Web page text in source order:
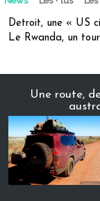
Detroit, une « US
Le Rwanda, un
Une route,